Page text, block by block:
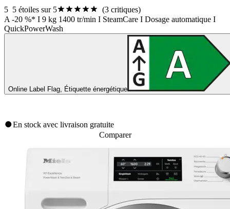
5 5 étoiles sur 5
(3 critiques)
A -20 %* I 9 kg 1400 tr/min I SteamCare I Dosage automatique I
QuickPowerWash
Online Label Flag, Étiquette énergétique
En stock avec livraison gratuite
Comparer